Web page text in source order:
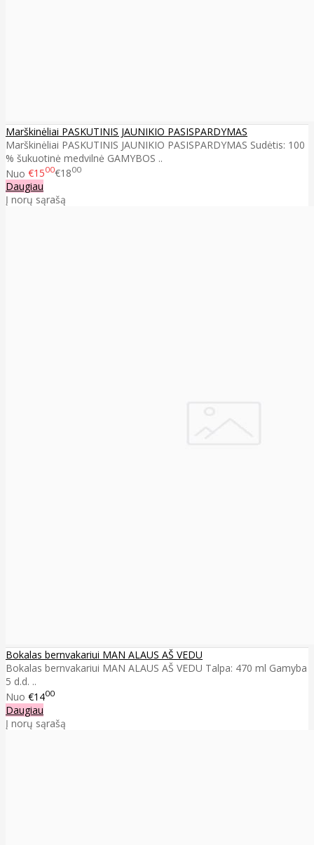
Marškinėliai PASKUTINIS JAUNIKIO PASISPARDYMAS
Marškinėliai PASKUTINIS JAUNIKIO PASISPARDYMAS Sudėtis: 100
% šukuotinė medvilnė GAMYBOS ..
Nuo €1500€1800
Daugiau
Į norų sąrašą
Bokalas bernvakariui MAN ALAUS AŠ VEDU
Bokalas bernvakariui MAN ALAUS AŠ VEDU Talpa: 470 ml Gamyba
5 d.d. ..
Nuo €1400
Daugiau
Į norų sąrašą